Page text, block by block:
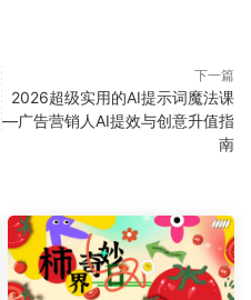
下一篇
2026超级实用的AI提示词魔法课
—广告营销人AI提效与创意升值指
南